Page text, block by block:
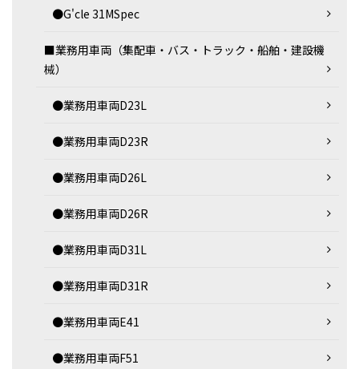
●G'cle 31MSpec
■業務用車両（集配車・バス・トラック・船舶・建設機
械）
●業務用車両D23L
●業務用車両D23R
●業務用車両D26L
●業務用車両D26R
●業務用車両D31L
●業務用車両D31R
●業務用車両E41
●業務用車両F51